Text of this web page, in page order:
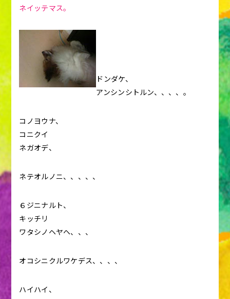
ネイッテマス。
ドンダケ、
アンシンシトルン、、、、。
コノヨウナ、
コニクイ
ネガオデ、
ネテオルノニ、、、、、
６ジニナルト、
キッチリ
ワタシノヘヤヘ、、、
オコシニクルワケデス、、、、
ハイハイ、